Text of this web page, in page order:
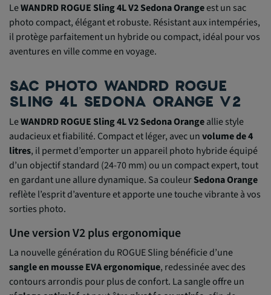
LeWANDRD ROGUE Sling 4L V2 Sedona Orangeest un sac
photo compact, élégant et robuste. Résistant aux intempéries,
il protège parfaitement un hybride ou compact, idéal pour vos
aventures en ville comme en voyage.
SAC PHOTO WANDRD ROGUE
SLING 4L SEDONA ORANGE V2
LeWANDRD ROGUE Sling 4L V2 Sedona Orangeallie style
audacieux et fiabilité. Compact et léger, avec unvolume de 4
litres, il permet d’emporter un appareil photo hybride équipé
d’un objectif standard (24-70 mm) ou un compact expert, tout
en gardant une allure dynamique. Sa couleurSedona Orange
reflète l’esprit d’aventure et apporte une touche vibrante à vos
sorties photo.
Une version V2 plus ergonomique
La nouvelle génération du ROGUE Sling bénéficie d’une
sangle en mousse EVA ergonomique, redessinée avec des
contours arrondis pour plus de confort. La sangle offre un